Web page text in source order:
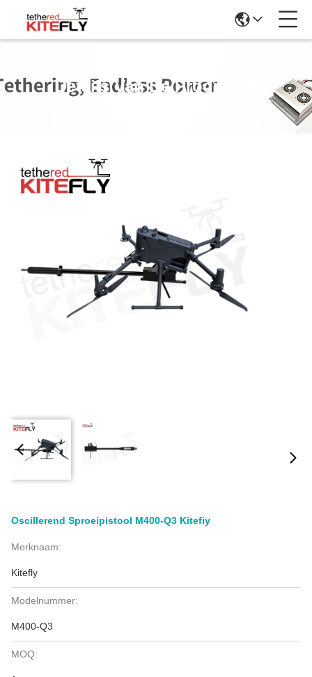
Details Van De Producten
Oscillerend Sproeipistool M400-Q3 Kitefiy
Merknaam:
Kitefly
Modelnummer:
M400-Q3
MOQ: